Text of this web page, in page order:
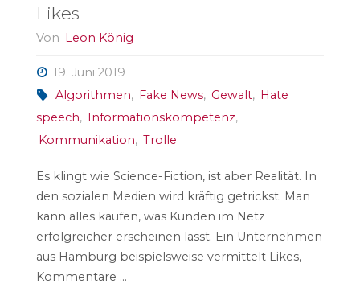
Likes
Von Leon König
19. Juni 2019
Algorithmen, Fake News, Gewalt, Hate
speech, Informationskompetenz,
Kommunikation, Trolle
Es klingt wie Science-Fiction, ist aber Realität. In
den sozialen Medien wird kräftig getrickst. Man
kann alles kaufen, was Kunden im Netz
erfolgreicher erscheinen lässt. Ein Unternehmen
aus Hamburg beispielsweise vermittelt Likes,
Kommentare …